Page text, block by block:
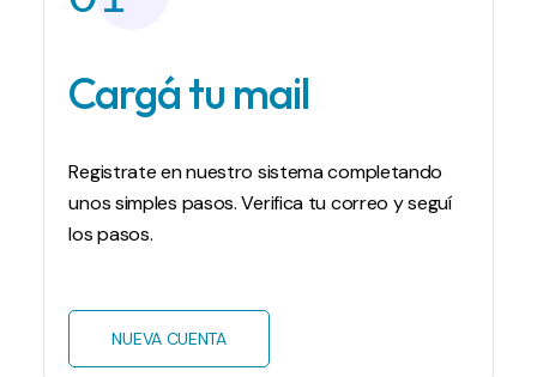
Cargá tu mail
Registrate en nuestro sistema completando
unos simples pasos. Verifica tu correo y seguí
los pasos.
NUEVA CUENTA